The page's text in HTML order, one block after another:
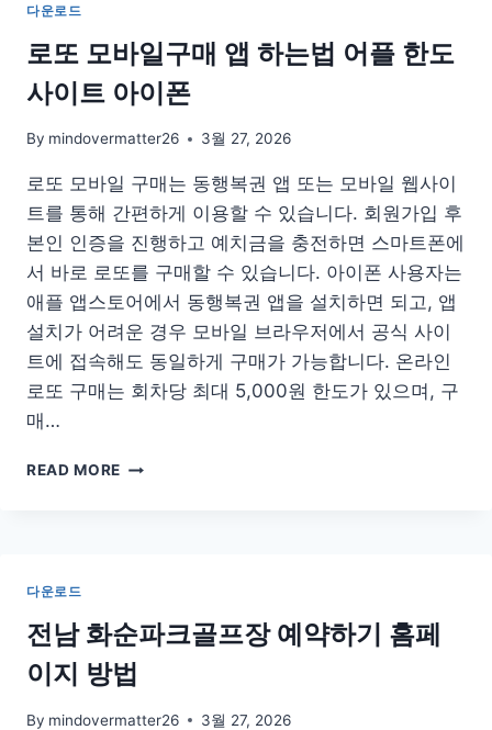
그
램
추
다
로
드
료
다운로드
로또 모바일구매 앱 하는법 어플 한도
사이트 아이폰
By mindovermatter26 3월 27, 2026
로또 모바일 구매는 동행복권 앱 또는 모바일 웹사이
트를 통해 간편하게 이용할 수 있습니다. 회원가입 후
본인 인증을 진행하고 예치금을 충전하면 스마트폰에
서 바로 로또를 구매할 수 있습니다. 아이폰 사용자는
애플 앱스토어에서 동행복권 앱을 설치하면 되고, 앱
설치가 어려운 경우 모바일 브라우저에서 공식 사이
트에 접속해도 동일하게 구매가 가능합니다. 온라인
로또 구매는 회차당 최대 5,000원 한도가 있으며, 구
매…
READ MORE 로
앱
하
는
어
다운로드
전남 화순파크골프장 예약하기 홈페
이지 방법
By mindovermatter26 3월 27, 2026